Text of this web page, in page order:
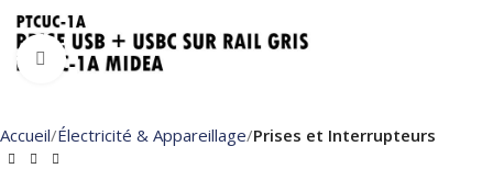
Click to enlarge
Accueil Électricité & Appareillage Prises et Interrupteurs